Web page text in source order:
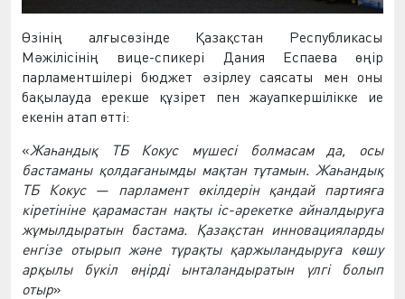
Өзінің алғысөзінде Қазақстан
Республикасы
Мәжілісінің вице-спикері Дания Еспаева өңір
парламентшілері бюджет әзірлеу саясаты мен оны
бақылауда ерекше құзірет пен жауапкершілікке
ие
екенін атап өтті:
«Жаһандық ТБ Кокус мүшесі болмасам да, осы
бастаманы қолдағанымды мақтан тұтамын. Жаһандық
ТБ
Кокус — парламент өкілдерін қандай партияға
кіретініне қарамастан нақты іс-әрекетке айналдыруға
жұмылдыратын бастама. Қазақстан инновацияларды
енгізе отырып және тұрақты қаржыландыруға көшу
арқылы бүкіл өңірді ынталандыратын үлгі
болып
отыр»